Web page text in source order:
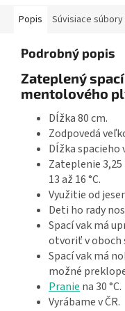
Popis Súvisiace súbory
Podrobný popis
Zateplený
mentolového
Dĺžka 80 cm.
Zodpovedá
Dĺžka spacieho
Zateplenie
13 až 16 °C.
Využitie od
Deti ho rady
Spací vak má
otvoriť v oboch
Spací vak má
možné
Pranie na 30 °C.
Vyrábame v ČR.